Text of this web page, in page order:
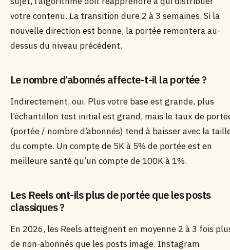
votre contenu. La transition dure 2 à 3 semaines. Si la
nouvelle direction est bonne, la portée remontera au-
dessus du niveau précédent.
Le nombre d’abonnés affecte-t-il la portée ?
Indirectement, oui. Plus votre base est grande, plus
l’échantillon test initial est grand, mais le taux de
(portée / nombre d’abonnés) tend à baisser avec la
du compte. Un compte de 5K à 5% de portée est en
meilleure santé qu’un compte de 100K à 1%.
Les Reels ont-ils plus de portée que les posts
classiques ?
En 2026, les Reels atteignent en moyenne 2 à 3 fois
de non-abonnés que les posts image. Instagram